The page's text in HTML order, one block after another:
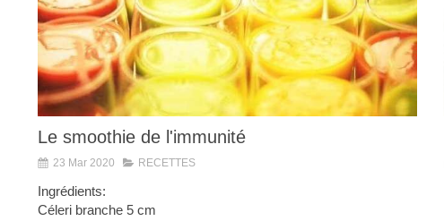
Le smoothie de l'immunité
23 Mar 2020 RECETTES
Ingrédients:
Céleri branche 5 cm